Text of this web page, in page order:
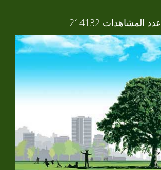
عدد المشاهدات 214132